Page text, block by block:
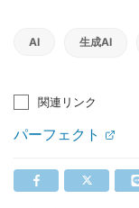
AI 生成AI
関連リンク
パーフェクト